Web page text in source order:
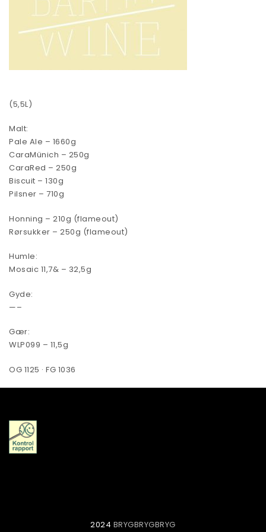
(5,5L)
Malt:
Pale Ale – 1660g
CaraMünich – 250g
CaraRed – 250g
Biscuit – 130g
Pilsner – 710g
Honning – 210g (flameout)
Rørsukker – 250g (flameout)
Humle:
Mosaic 11,7& – 32,5g
Gyde:
—–
Gær:
WLP099 – 11,5g
OG 1125 · FG 1036
2024 BRYGBRYGBRYG